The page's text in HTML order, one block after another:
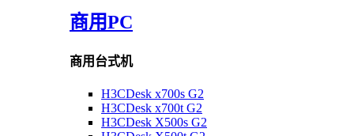
商用PC
商用台式机
H3CDesk x700s G2
H3CDesk x700t G2
H3CDesk X500s G2